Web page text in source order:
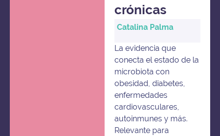
crónicas
Catalina Palma
La evidencia que
conecta el estado de la
microbiota con
obesidad, diabetes,
enfermedades
cardiovasculares,
autoinmunes y más.
Relevante para